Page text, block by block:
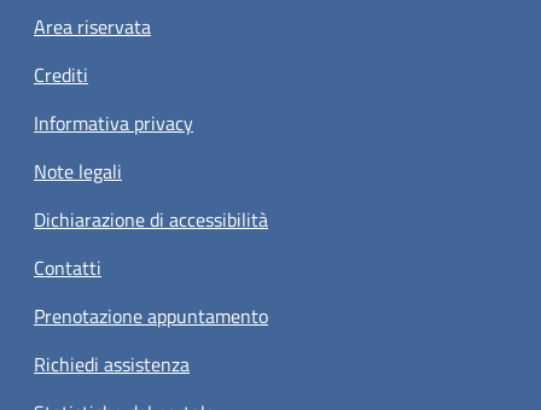
Footer menu
Area riservata
Crediti
Informativa privacy
Note legali
Dichiarazione di accessibilità
Contatti
Prenotazione appuntamento
Richiedi assistenza